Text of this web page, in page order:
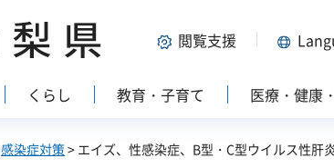
閲覧支援
くらし 教育・子育て 医療・健康
感染症対策 > エイズ、性感染症、B型・C型ウイルス性肝